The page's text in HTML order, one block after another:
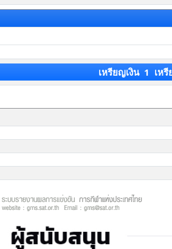
เหรียญเงิน 1 เห